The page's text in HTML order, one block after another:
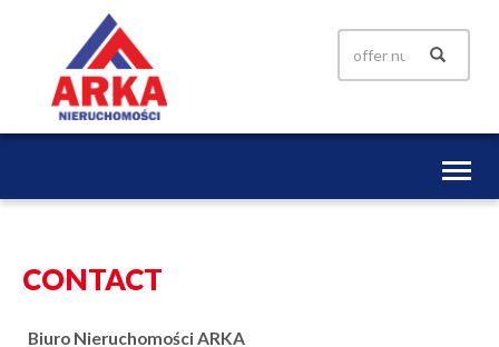
Toggle
CONTACT
Biuro Nieruchomości ARKA